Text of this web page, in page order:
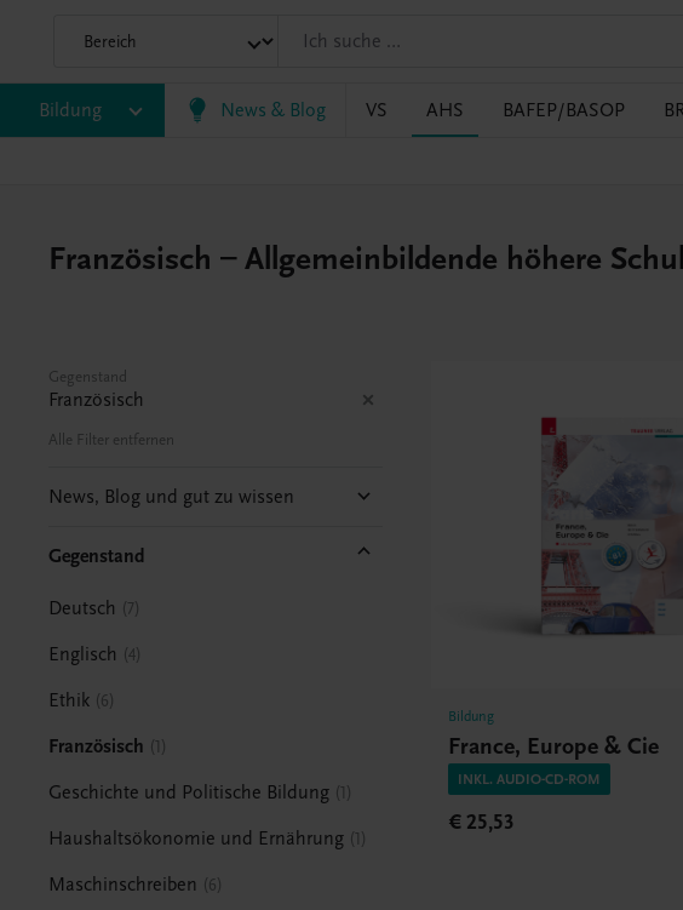
Bildung News & Blog VS AHS BAFEP/BASOP
Französisch – Allgemeinbildende höhere
Gegenstand
Französisch
Alle Filter entfernen
News, Blog und gut zu wissen
Gegenstand
Deutsch 7
Englisch 4
Ethik 6
Französisch 1
Geschichte und Politische Bildung 1
Haushaltsökonomie und Ernährung 1
Maschinschreiben 6
Bildung
France, Europe & Cie
INKL. AUDIO-CD-ROM
€ 25,53